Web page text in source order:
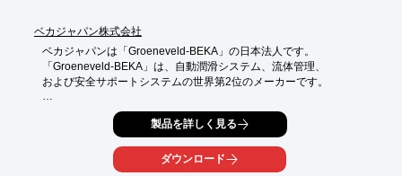
ベカジャパン株式会社
ベカジャパンは「Groeneveld-BEKA」の日本法人です。
「Groeneveld-BEKA」は、自動潤滑システム、流体管理、
および安全サポートシステムの世界第2位のメーカーです。
トラック、トレーラー、バス、風力タービン、
産業用アプリケーション、鉱業および建設機械の
大手メーカーに採用されています。
『TWIN 自動潤滑システム』は、
製品を詳しく見る
ダウンロード